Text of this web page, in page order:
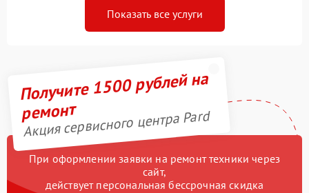
Показать все услуги
Получите 1500 рублей на
ремонт
Акция сервисного центра Pard
При оформлении заявки на ремонт техники через
сайт,
действует персональная бессрочная скидка